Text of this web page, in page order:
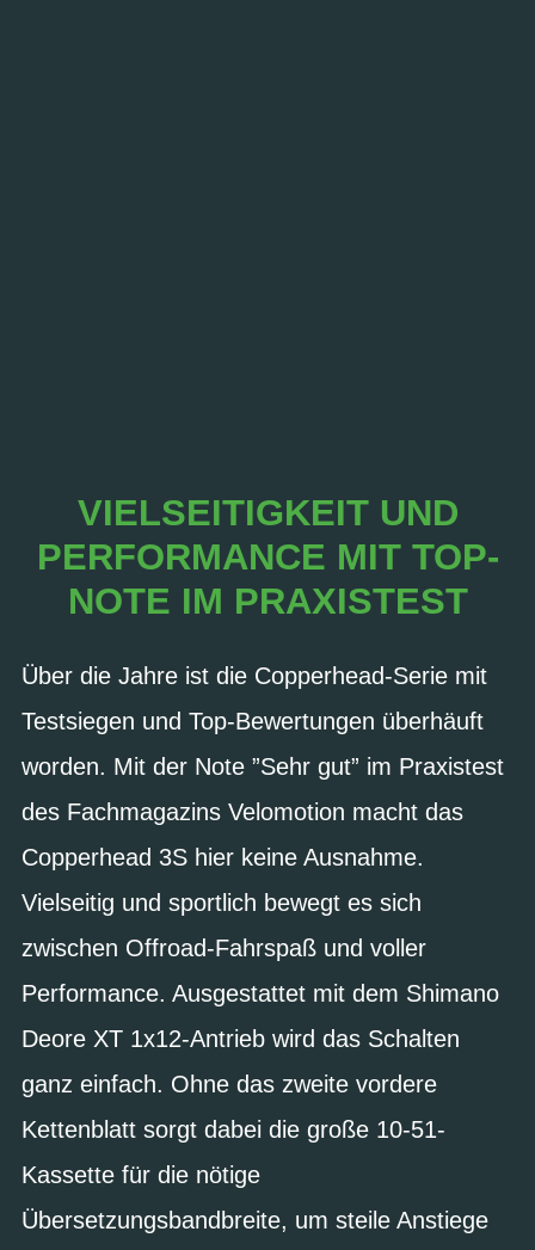
VIELSEITIGKEIT UND
PERFORMANCE MIT TOP-
NOTE IM PRAXISTEST
Über die Jahre ist die Copperhead-Serie mit
Testsiegen und Top-Bewertungen überhäuft
worden. Mit der Note ”Sehr gut” im Praxistest
des Fachmagazins Velomotion macht das
Copperhead 3S hier keine Ausnahme.
Vielseitig und sportlich bewegt es sich
zwischen Offroad-Fahrspaß und voller
Performance. Ausgestattet mit dem Shimano
Deore XT 1x12-Antrieb wird das Schalten
ganz einfach. Ohne das zweite vordere
Kettenblatt sorgt dabei die große 10-51-
Kassette für die nötige
Übersetzungsbandbreite, um steile Anstiege